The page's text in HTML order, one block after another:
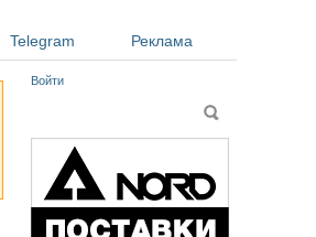
Telegram Реклама
Войти
Поиск